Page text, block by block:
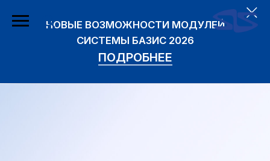
СИСТЕМЫ БАЗИС 2026
ПОДРОБНЕЕ